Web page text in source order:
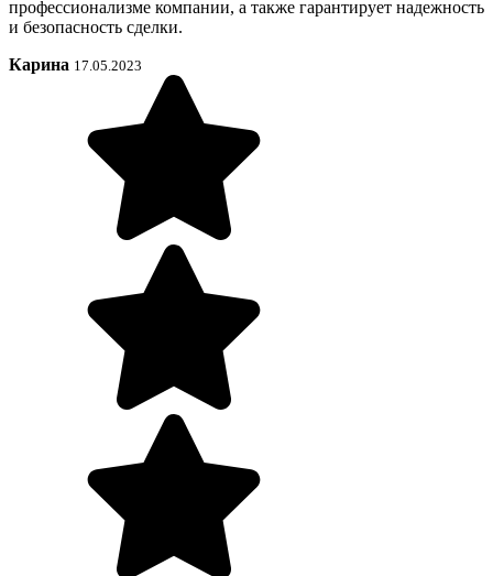
профессионализме компании, а также гарантирует надежность
и безопасность сделки.
Карина 17.05.2023